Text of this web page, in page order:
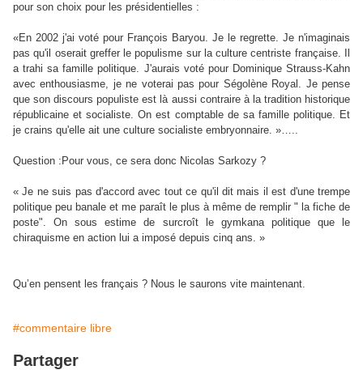
pour son choix pour les présidentielles :
«En 2002 j'ai voté pour François Baryou. Je le regrette. Je n'imaginais
pas qu'il oserait greffer le populisme sur la culture centriste française. Il
a trahi sa famille politique. J'aurais voté pour Dominique Strauss-Kahn
avec enthousiasme, je ne voterai pas pour Ségolène Royal. Je pense
que son discours populiste est là aussi contraire à la tradition historique
républicaine et socialiste. On est comptable de sa famille politique. Et
je crains qu'elle ait une culture socialiste embryonnaire. »…..
Question :Pour vous, ce sera donc Nicolas Sarkozy ?
« Je ne suis pas d'accord avec tout ce qu'il dit mais il est d'une trempe
politique peu banale et me paraît le plus à même de remplir " la fiche de
poste". On sous estime de surcroît le gymkana politique que le
chiraquisme en action lui a imposé depuis cinq ans. »
Qu’en pensent les français ? Nous le saurons vite maintenant.
#commentaire libre
Partager